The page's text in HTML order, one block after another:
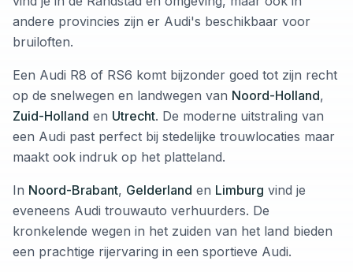
andere provincies zijn er Audi's beschikbaar voor
bruiloften.
Een Audi R8 of RS6 komt bijzonder goed tot zijn recht
op de snelwegen en landwegen van Noord-Holland,
Zuid-Holland en Utrecht. De moderne uitstraling van
een Audi past perfect bij stedelijke trouwlocaties maar
maakt ook indruk op het platteland.
In Noord-Brabant, Gelderland en Limburg vind je
eveneens Audi trouwauto verhuurders. De
kronkelende wegen in het zuiden van het land bieden
een prachtige rijervaring in een sportieve Audi.